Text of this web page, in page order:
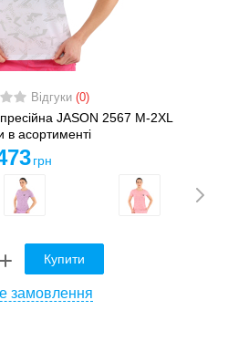
Відгуки (0)
JASON 2567 M-2XL
в асортименті
грн
Купити
замовлення